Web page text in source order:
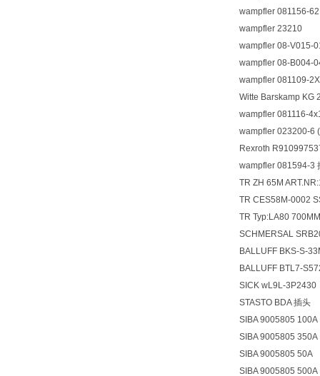
wampfler 081156-
wampfler 23210
wampfler 08-V015-
wampfler 08-B004-
wampfler 081109-
Witte Barskamp KG
wampfler 081116-
wampfler 023200-6
Rexroth
wampfler 081594-3
TR ZH 65M
TR CES58M-0002
TR Typ:LA80
SCHMERSAL
BALLUFF BKS-S-
BALLUFF BTL7-
SICK wL9L-3P2430
STASTO BDA 插头
SIBA 9005805 100A
SIBA 9005805 350A
SIBA 9005805 50A
SIBA 9005805 500A